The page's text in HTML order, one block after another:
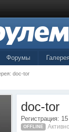
Форумы Галерея
doc-tor
doc-tor
Регистрация:
OFFLINE